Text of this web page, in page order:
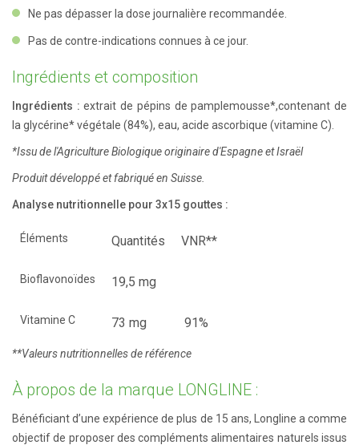
Ne pas dépasser la dose journalière recommandée.
Pas de contre-indications connues à ce jour.
Ingrédients et composition
Ingrédients : extrait de pépins de pamplemousse*,contenant de
la glycérine* végétale (84%), eau, acide ascorbique (vitamine C).
*Issu de l'Agriculture Biologique originaire d'Espagne et Israël
Produit développé et fabriqué en Suisse.
Analyse nutritionnelle pour 3x15 gouttes :
É léments Quantités VNR**
Bioflavonoïdes 19,5 mg
Vitamine C 73 mg 91%
**Valeurs nutritionnelles de référence
À propos de la marque LONGLINE :
Bénéficiant d’une expérience de plus de 15 ans, Longline a comme
objectif de proposer des compléments alimentaires naturels issus